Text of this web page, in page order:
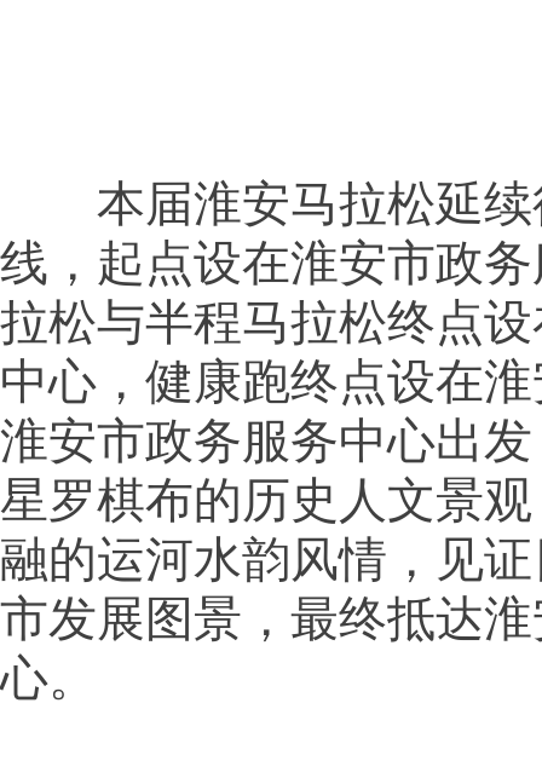
本届淮安马拉松延续
线，起点设在淮安市政
拉松与半程马拉松终点
中心，健康跑终点设在
淮安市政务服务中心出
星罗棋布的历史人文景
融的运河水韵风情，见
市发展图景，最终抵达
心。